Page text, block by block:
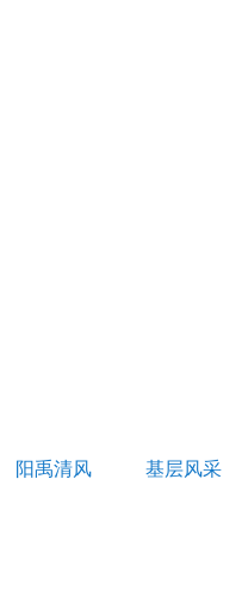
阳禹清风 基层风采